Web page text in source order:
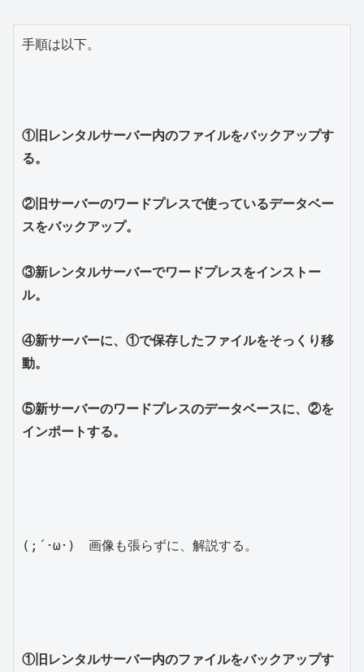
手順は以下。
①旧レンタルサーバー内のファイルをバックアップす
る。
②旧サーバーのワードプレスで使っているデータベー
スをバックアップ。
③新レンタルサーバーでワードプレスをインストー
ル。
④新サーバーに、①で保存したファイルをそっくり移
動。
⑤新サーバーのワードプレスのデータベースに、②を
インポートする。
(;´･ω･)　画像も張らずに、解説する。
①旧レンタルサーバー内のファイルをバックアップす